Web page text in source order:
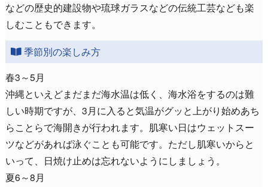
などの歴史的建設物や琉球ガラスなどの伝統工芸なども楽
しむこともできます。
季節別の楽しみ方
春3～5月
沖縄といえどまだまだ海水温は低く、海水浴をするのは難
しい時期ですが、3月に入ると気温がグッと上がり始めあち
らことらで海開きが行われます。肌寒い日はウェットスー
ツなどがあれば泳ぐことも可能です。ただし肌寒いからと
いって、日焼け止めは忘れないようにしましょう。
夏6～8月